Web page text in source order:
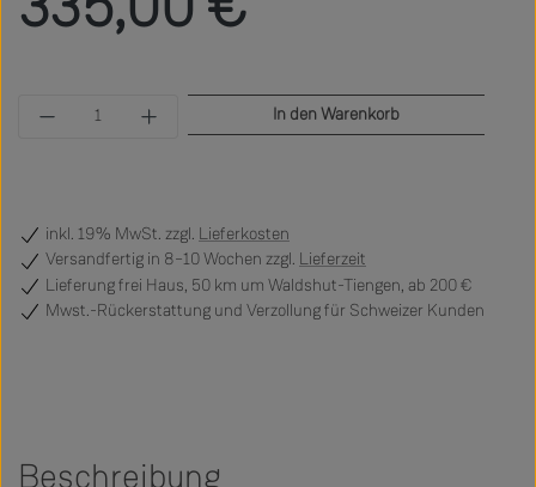
Produkt Anzahl: Gib den gewünschten Wert
In den Warenkorb
inkl. 19% MwSt. zzgl. Lieferkosten
Versandfertig in 8–10 Wochen zzgl. Lieferzeit
Lieferung frei Haus, 50 km um Waldshut-Tiengen, ab 200 €
Mwst.-Rückerstattung und Verzollung für Schweizer Kunden
Beschreibung